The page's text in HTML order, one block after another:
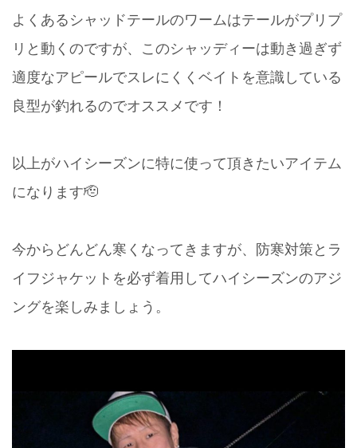
よくあるシャッドテールのワームはテールがプリプ
リと動くのですが、このシャッディーは動き過ぎず
適度なアピールでスレにくくベイトを意識している
良型が釣れるのでオススメです！
以上がハイシーズンに特に使って頂きたいアイテム
になります🫡
今からどんどん寒くなってきますが、防寒対策とラ
イフジャケットを必ず着用してハイシーズンのアジ
ングを楽しみましょう。